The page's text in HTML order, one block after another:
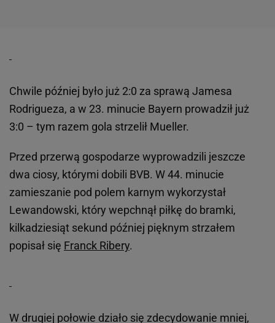
Chwile później było już 2:0 za sprawą Jamesa
Rodrigueza, a w 23. minucie Bayern prowadził już
3:0 – tym razem gola strzelił Mueller.
Przed przerwą gospodarze wyprowadzili jeszcze
dwa ciosy, którymi dobili BVB. W 44. minucie
zamieszanie pod polem karnym wykorzystał
Lewandowski, który wepchnął piłkę do bramki,
kilkadziesiąt sekund później pięknym strzałem
popisał się Franck Ribery.
W drugiej połowie działo się zdecydowanie mniej,